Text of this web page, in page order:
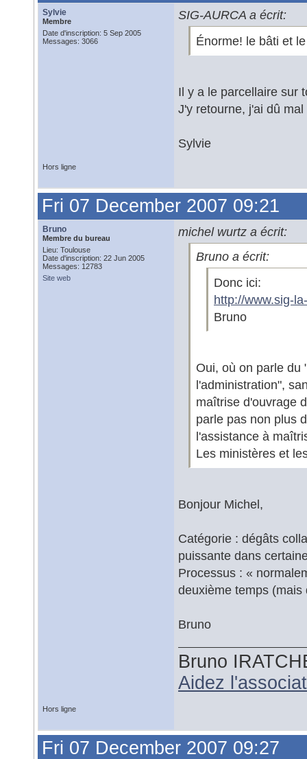
Sylvie
Membre
Date d'inscription: 5 Sep 2005
Messages: 3066
SIG-AURCA a écrit:
Énorme! le bâti et
Il y a le parcellaire sur
J'y retourne, j'ai dû
Sylvie
Hors ligne
Fri 07 December 2007 09:21
Bruno
Membre du bureau
Lieu: Toulouse
Date d'inscription: 22 Jun 2005
Messages: 12783
Site web
michel wurtz a écrit:
Bruno a écrit:
Donc ici:
http://www.sig-
Bruno
Oui, où on parle du
l'administration",
maîtrise d'ouvrage
parle pas non plus
l'assistance à
Les ministères et
Bonjour Michel,
Catégorie : dégâts
puissante dans
Processus : «
deuxième temps
Bruno
Bruno
Aidez
Hors ligne
Fri 07 December 2007 09:27